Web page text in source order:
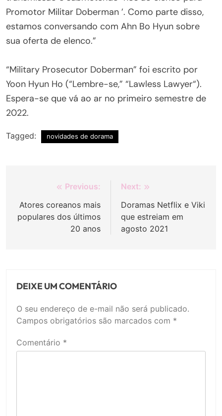
Promotor Militar Doberman ’. Como parte disso,
estamos conversando com Ahn Bo Hyun sobre
sua oferta de elenco.”
“Military Prosecutor Doberman” foi escrito por
Yoon Hyun Ho (“Lembre-se,” “Lawless Lawyer“).
Espera-se que vá ao ar no primeiro semestre de
2022.
Tagged: novidades de dorama
Navegação
de
Post
Previous:
Atores coreanos mais
populares dos últimos
20 anos
Next:
Doramas Netflix e Viki
que estreiam em
agosto 2021
DEIXE UM COMENTÁRIO
O seu endereço de e-mail não será publicado.
Campos obrigatórios são marcados com *
Comentário *